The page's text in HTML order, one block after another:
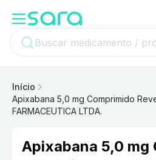
Início
Apixabana 5,0 mg Comprimido
FARMACEUTICA LTDA.
Apixabana 5,0 mg